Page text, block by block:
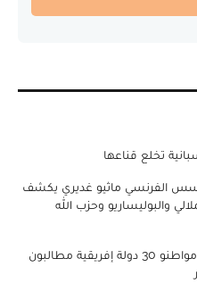
تخلع قناعها
الفرنسي ماثيو غديري يكشف
والبوليساريو وحزب الله
تأشيرة الدخول للولايات المتحدة: مواطنو 30 دولة إفريقية مطالبون